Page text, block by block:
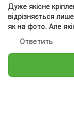
Дуже якісне
відрізняється
як на фото. Але
Ответить